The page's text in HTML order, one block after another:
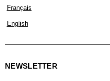
Français
English
NEWSLETTER